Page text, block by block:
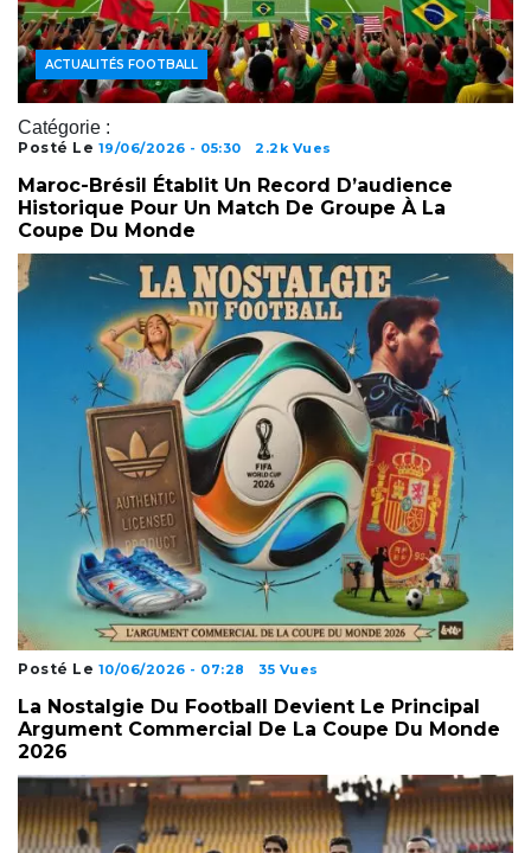
Catégorie :
ACTUALITÉS FOOTBALL
Posté Le 19/06/2026 - 05:30 2.2k Vues
Maroc-Brésil Établit Un Record D’audience
Historique Pour Un Match De Groupe À La
Coupe Du Monde
Posté Le 10/06/2026 - 07:28 35 Vues
La Nostalgie Du Football Devient Le Principal
Argument Commercial De La Coupe Du Monde
2026